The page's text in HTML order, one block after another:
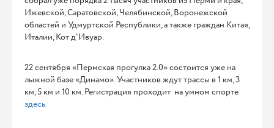
Ижевской, Саратовской, Челябинской, Воронежской
областей и Удмуртской Республики, а также граждан Китая,
Италии, Кот д'Ивуар.
22 сентября «Пермская прогулка 2.0» состоится уже на
лыжной базе «Динамо». Участников ждут трассы в 1 км, 3
км, 5 км и 10 км. Регистрация проходит на умном спорте
здесь